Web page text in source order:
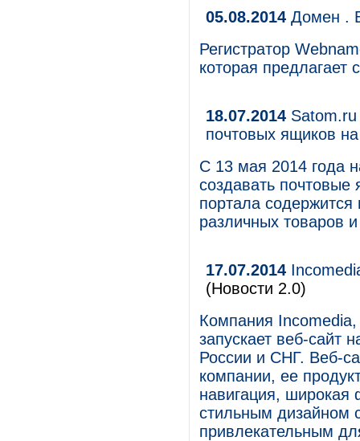
05.08.2014 Домен .
Регистратор
которая предлагает
18.07.2014
почтовых ящиков
С 13 мая 2014 года
создавать
портала
различных товаров
17.07.2014
(Новости 2.0)
Компания Incomedia,
запускает веб-сайт
России и СНГ. Веб-
компании, ее
навигация, широкая
стильным дизайном
привлекательным